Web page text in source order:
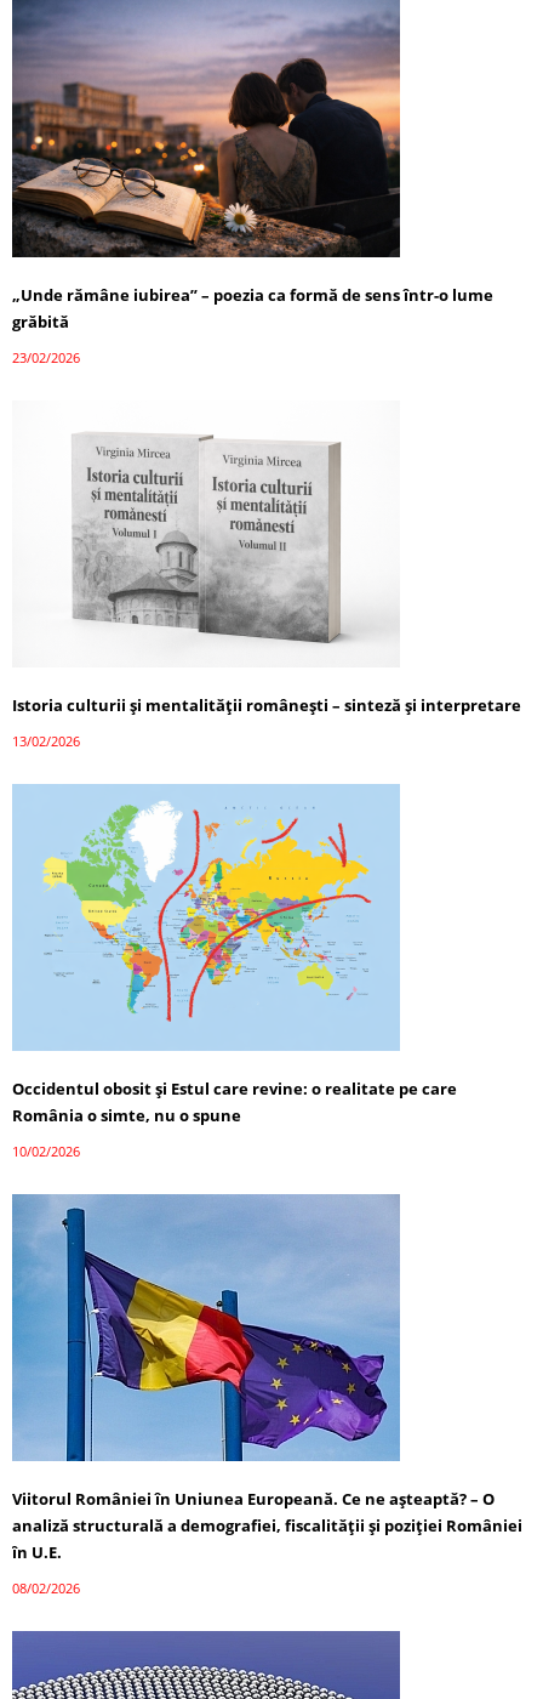
„Unde rămâne iubirea” – poezia ca formă de sens într-o lume
grăbită
23/02/2026
Istoria culturii și mentalității românești – sinteză și interpretare
13/02/2026
Occidentul obosit și Estul care revine: o realitate pe care
România o simte, nu o spune
10/02/2026
Viitorul României în Uniunea Europeană. Ce ne așteaptă? – O
analiză structurală a demografiei, fiscalității și poziției României
în U.E.
08/02/2026